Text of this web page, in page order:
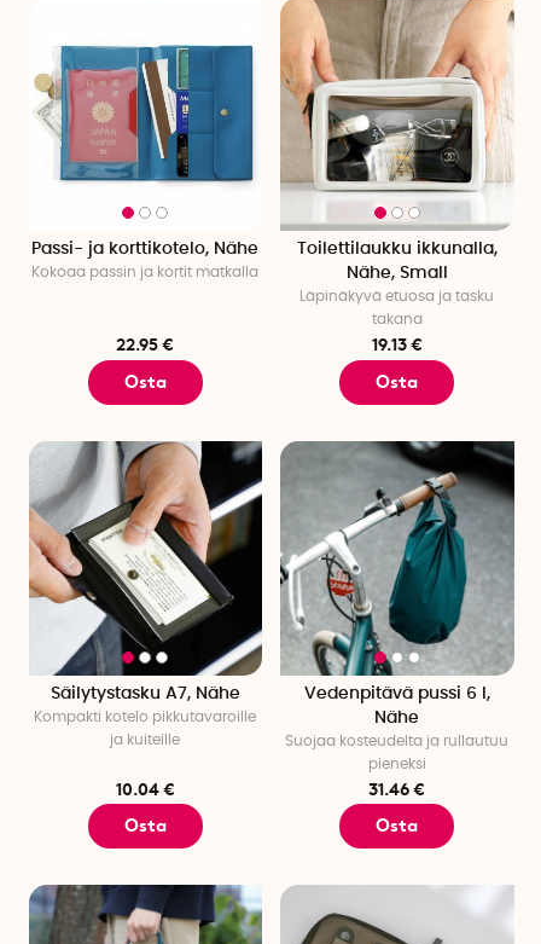
Passi- ja korttikotelo, Nähe
Kokoaa passin ja kortit matkalla
22.95 €
Osta
Toilettilaukku ikkunalla,
Nähe, Small
Läpinäkyvä etuosa ja tasku
takana
19.13 €
Osta
Säilytystasku A7, Nähe
Kompakti kotelo pikkutavaroille
ja kuiteille
10.04 €
Osta
Vedenpitävä pussi 6 l,
Nähe
Suojaa kosteudelta ja rullautuu
pieneksi
31.46 €
Osta